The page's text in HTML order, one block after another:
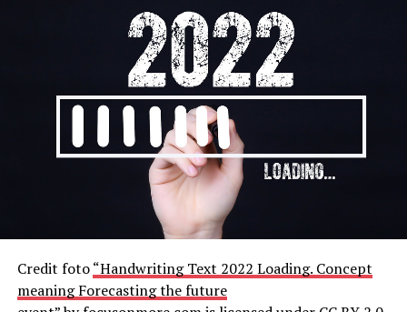
Credit foto“Handwriting Text 2022 Loading. Concept
meaning Forecasting the future